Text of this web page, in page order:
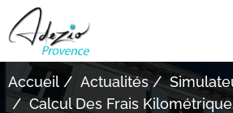
Accueil Actualités
Calcul Des Frais